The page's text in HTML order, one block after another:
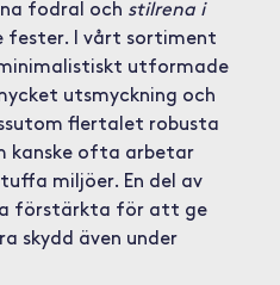
fodral och stilrena i
fester. I vårt sortiment
utformade
utsmyckning och
flertalet robusta
kanske ofta arbetar
miljöer. En del av
förstärkta för att ge
skydd även under